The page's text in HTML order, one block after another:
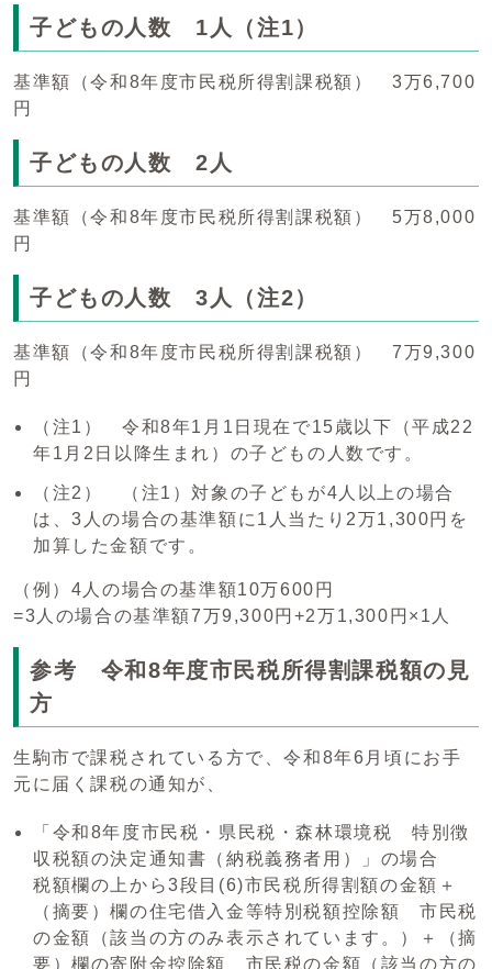
子どもの人数 1人（注1）
基準額（令和8年度市民税所得割課税額） 3万6,700
円
子どもの人数 2人
基準額（令和8年度市民税所得割課税額） 5万8,000
円
子どもの人数 3人（注2）
基準額（令和8年度市民税所得割課税額） 7万9,300
円
（注1） 令和8年1月1日現在で15歳以下（平成22
年1月2日以降生まれ）の子どもの人数です。
（注2） （注1）対象の子どもが4人以上の場合
は、3人の場合の基準額に1人当たり2万1,300円を
加算した金額です。
（例）4人の場合の基準額10万600円
=3人の場合の基準額7万9,300円+2万1,300円×1人
参考 令和8年度市民税所得割課税額の見
方
生駒市で課税されている方で、令和8年6月頃にお手
元に届く課税の通知が、
「令和8年度市民税・県民税・森林環境税 特別徴
収税額の決定通知書（納税義務者用）」の場合
税額欄の上から3段目(6)市民税所得割額の金額＋
（摘要）欄の住宅借入金等特別税額控除額 市民税
の金額（該当の方のみ表示されています。）＋（摘
要）欄の寄附金控除額 市民税の金額（該当の方の